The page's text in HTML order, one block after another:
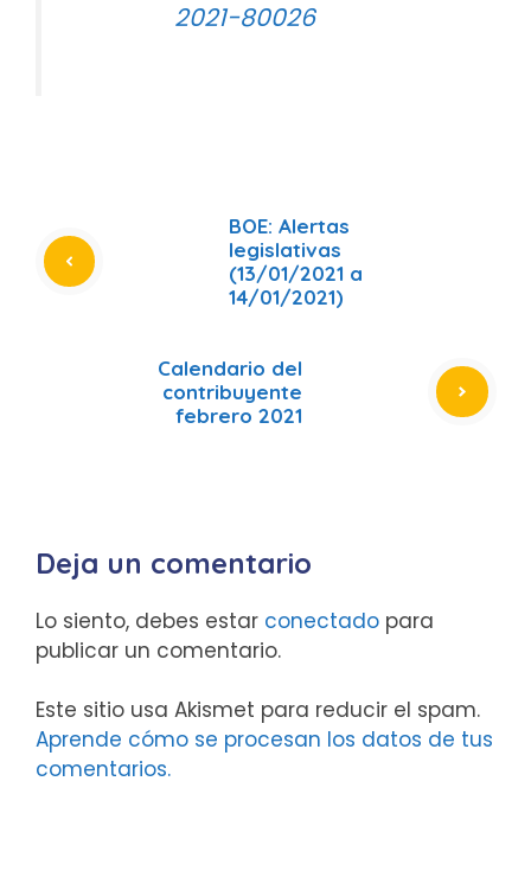
2021-80026
BOE: Alertas
legislativas
(13/01/2021 a
14/01/2021)
Calendario del
contribuyente
febrero 2021
Deja un comentario
Lo siento, debes estar conectado para
publicar un comentario.
Este sitio usa Akismet para reducir el spam.
Aprende cómo se procesan los datos de tus
comentarios.